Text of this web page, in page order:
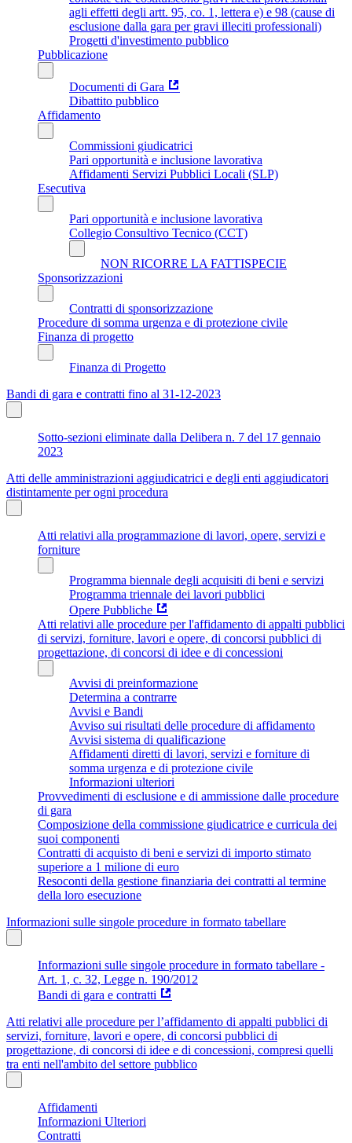
agli effetti degli artt. 95, co. 1, lettera e) e 98 (cause di
esclusione dalla gara per gravi illeciti professionali)
Progetti d'investimento pubblico
Pubblicazione
Documenti di Gara
Dibattito pubblico
Affidamento
Commissioni giudicatrici
Pari opportunità e inclusione lavorativa
Affidamenti Servizi Pubblici Locali (SLP)
Esecutiva
Pari opportunità e inclusione lavorativa
Collegio Consultivo Tecnico (CCT)
NON RICORRE LA FATTISPECIE
Sponsorizzazioni
Contratti di sponsorizzazione
Procedure di somma urgenza e di protezione civile
Finanza di progetto
Finanza di Progetto
Bandi di gara e contratti fino al 31-12-2023
Sotto-sezioni eliminate dalla Delibera n. 7 del 17 gennaio
2023
Atti delle amministrazioni aggiudicatrici e degli enti aggiudicatori
distintamente per ogni procedura
Atti relativi alla programmazione di lavori, opere, servizi e
forniture
Programma biennale degli acquisiti di beni e servizi
Programma triennale dei lavori pubblici
Opere Pubbliche
Atti relativi alle procedure per l'affidamento di appalti pubblici
di servizi, forniture, lavori e opere, di concorsi pubblici di
progettazione, di concorsi di idee e di concessioni
Avvisi di preinformazione
Determina a contrarre
Avvisi e Bandi
Avviso sui risultati delle procedure di affidamento
Avvisi sistema di qualificazione
Affidamenti diretti di lavori, servizi e forniture di
somma urgenza e di protezione civile
Informazioni ulteriori
Provvedimenti di esclusione e di ammissione dalle procedure
di gara
Composizione della commissione giudicatrice e curricula dei
suoi componenti
Contratti di acquisto di beni e servizi di importo stimato
superiore a 1 milione di euro
Resoconti della gestione finanziaria dei contratti al termine
della loro esecuzione
Informazioni sulle singole procedure in formato tabellare
Informazioni sulle singole procedure in formato tabellare -
Art. 1, c. 32, Legge n. 190/2012
Bandi di gara e contratti
Atti relativi alle procedure per l’affidamento di appalti pubblici di
servizi, forniture, lavori e opere, di concorsi pubblici di
progettazione, di concorsi di idee e di concessioni, compresi quelli
tra enti nell'ambito del settore pubblico
Affidamenti
Informazioni Ulteriori
Contratti